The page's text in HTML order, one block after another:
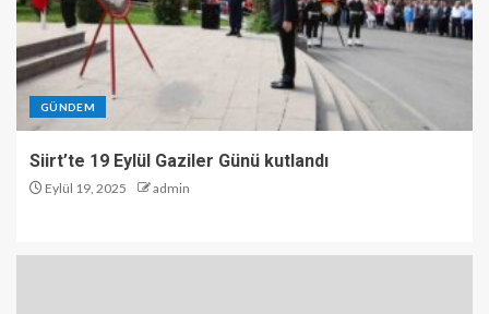
GÜNDEM
Siirt’te 19 Eylül Gaziler Günü kutlandı
Eylül 19, 2025 admin